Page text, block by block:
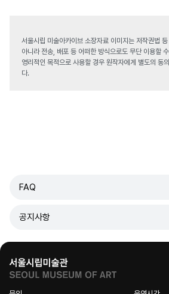
서울시립 미술아카이브 소장자료 이미지는 저작권법
아니라 전송, 배포 등 어떠한 방식으로도 무단 이용할 수
영리적인 목적으로 사용할 경우 원작자에게 별도의 동
다.
FAQ
공지사항